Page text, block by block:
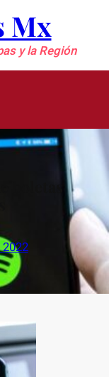
Mx
y la Región